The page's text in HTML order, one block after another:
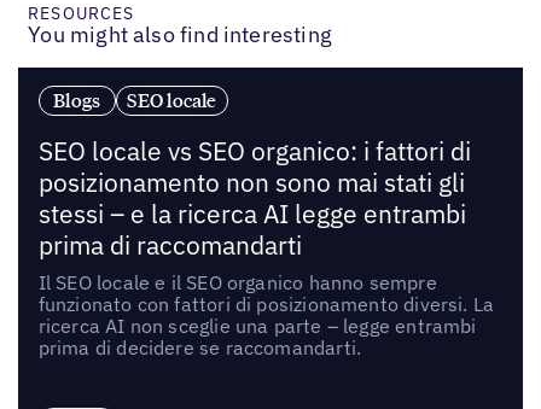
RESOURCES
You might also find interesting
Blogs SEO locale
SEO locale vs SEO organico: i fattori di
posizionamento non sono mai stati gli
stessi – e la ricerca AI legge entrambi
prima di raccomandarti
Il SEO locale e il SEO organico hanno sempre
funzionato con fattori di posizionamento diversi. La
ricerca AI non sceglie una parte – legge entrambi
prima di decidere se raccomandarti.